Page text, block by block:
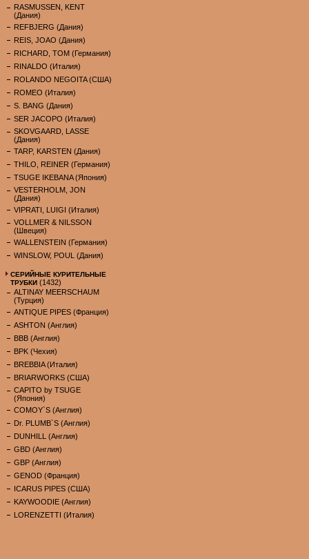
RASMUSSEN, KENT
(Дания)
REFBJERG (Дания)
REIS, JOAO (Дания)
RICHARD, TOM (Германия)
RINALDO (Италия)
ROLANDO NEGOITA (США)
ROMEO (Италия)
S. BANG (Дания)
SER JACOPO (Италия)
SKOVGAARD, LASSE
(Дания)
TARP, KARSTEN (Дания)
THILO, REINER (Германия)
TSUGE IKEBANA (Япония)
VESTERHOLM, JON
(Дания)
VIPRATI, LUIGI (Италия)
VOLLMER & NILSSON
(Швеция)
WALLENSTEIN (Германия)
WINSLOW, POUL (Дания)
СЕРИЙНЫЕ КУРИТЕЛЬНЫЕ
ТРУБКИ (1432)
ALTINAY MEERSCHAUM
(Турция)
ANTIQUE PIPES (Франция)
ASHTON (Англия)
BBB (Англия)
BPK (Чехия)
BREBBIA (Италия)
BRIARWORKS (США)
CAPITO by TSUGE
(Япония)
COMOY`S (Англия)
Dr. PLUMB`S (Англия)
DUNHILL (Англия)
GBD (Англия)
GBP (Англия)
GENOD (Франция)
ICARUS PIPES (США)
KAYWOODIE (Англия)
LORENZETTI (Италия)